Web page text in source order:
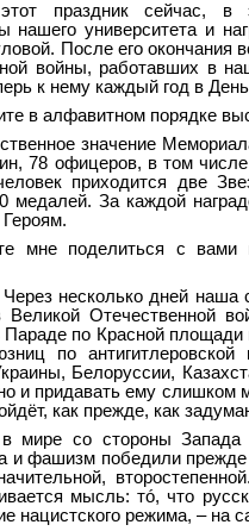
праздник сейчас, в
нашего университета и
После его
войны, работавших в
к нему каждый год в
в алфавитном порядке
значение
78 офицеров, в том
приходится две
медалей. За каждой
Героям.
мне поделиться с
Через несколько дней
Отечественной
Параде по Красной
по
Белоруссии,
и придавать ему слишком
как прежде, как
мире со стороны Запада
и фашизм победили
мысль: тó, что
нацистского режима, – на